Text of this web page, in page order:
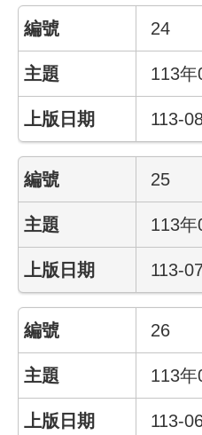
件
公
開
資
訊
網
站
導
覽
回
頁
English
陳
情
24
113年
113-
25
113年
113-
26
113年
113-